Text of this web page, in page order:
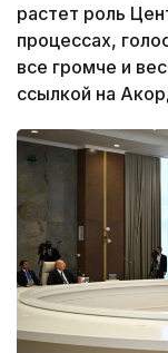
растет роль
процессах,
все громче и
ссылкой на